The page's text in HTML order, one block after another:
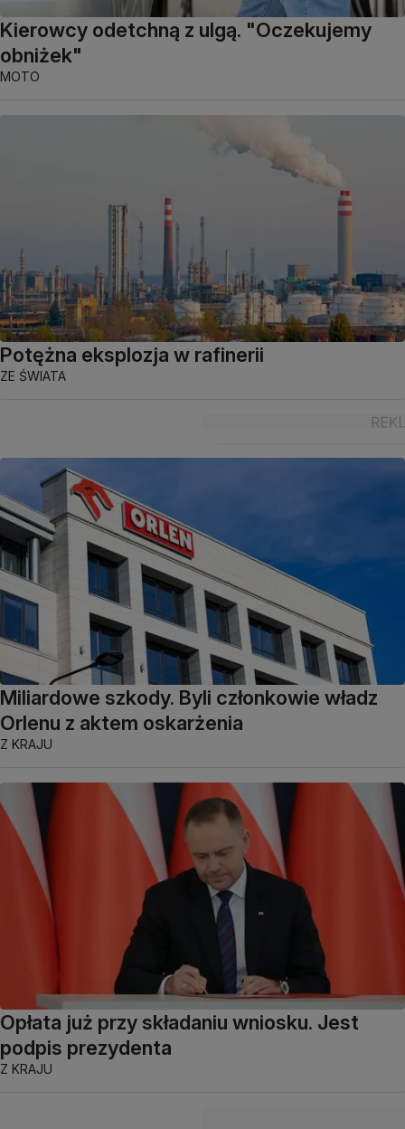
Kierowcy odetchną z ulgą. "Oczekujemy
obniżek"
MOTO
Potężna eksplozja w rafinerii
ZE ŚWIATA
Miliardowe szkody. Byli członkowie władz
Orlenu z aktem oskarżenia
Z KRAJU
Opłata już przy składaniu wniosku. Jest
podpis prezydenta
Z KRAJU